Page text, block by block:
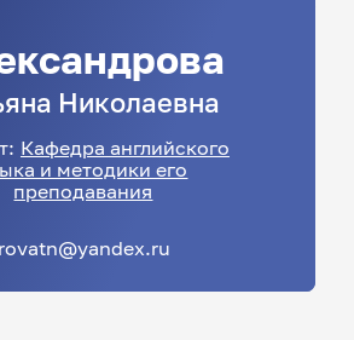
Николаевна
Кафедра английского
и методики его
преподавания